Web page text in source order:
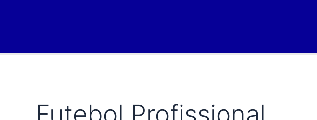
Futebol Profissional